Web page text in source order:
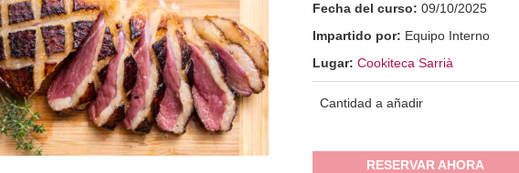
Fecha del curso:09/10/2025
Impartido por: Equipo Interno
Lugar:Cookiteca Sarrià
Cantidad a añadir
RESERVAR AHORA